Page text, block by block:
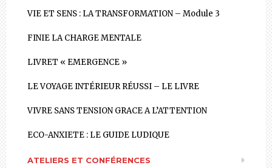
VIE ET SENS : LA TRANSFORMATION – Module 3
FINIE LA CHARGE MENTALE
LIVRET « EMERGENCE »
LE VOYAGE INTÉRIEUR RÉUSSI – LE LIVRE
VIVRE SANS TENSION GRACE A L’ATTENTION
ECO-ANXIETE : LE GUIDE LUDIQUE
ATELIERS ET CONFÉRENCES